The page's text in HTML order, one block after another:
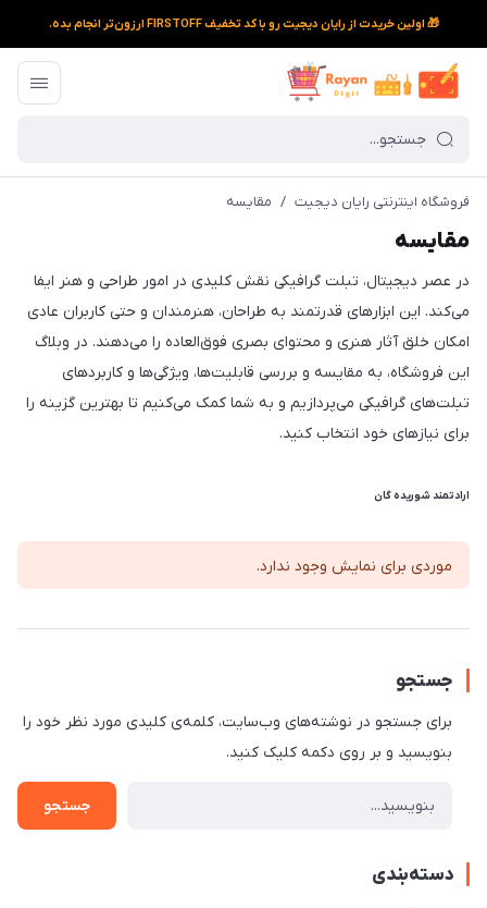
🎁 اولین خریدت از رایان دیجیت رو با کد تخفیف FIRSTOFF ارزون‌تر انجام بده.
فروشگاه اینترنتی رایان دیجیت / مقایسه
مقایسه
در عصر دیجیتال، تبلت گرافیکی نقش کلیدی در امور طراحی و هنر ایفا
می‌کند. این ابزارهای قدرتمند به طراحان، هنرمندان و حتی کاربران عادی
امکان خلق آثار هنری و محتوای بصری فوق‌العاده را می‌دهند. در وبلاگ
این فروشگاه، به مقایسه و بررسی قابلیت‌ها، ویژگی‌ها و کاربردهای
تبلت‌های گرافیکی می‌پردازیم و به شما کمک می‌کنیم تا بهترین گزینه را
برای نیازهای خود انتخاب کنید.
ارادتمند شوریده گان
موردی برای نمایش وجود ندارد.
جستجو
برای جستجو در نوشته‌های وب‌سایت، کلمه‌ی کلیدی مورد نظر خود را
بنویسید و بر روی دکمه کلیک کنید.
جستجو
دسته‌بندی